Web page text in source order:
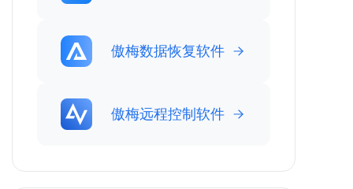
傲梅数据恢复软件
傲梅远程控制软件